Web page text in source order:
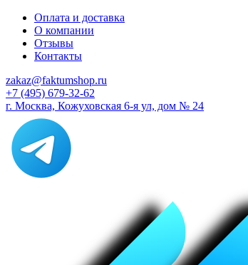
Оплата и доставка
О компании
Отзывы
Контакты
zakaz@faktumshop.ru
+7 (495) 679-32-62
г. Москва, Кожуховская 6-я ул, дом № 24